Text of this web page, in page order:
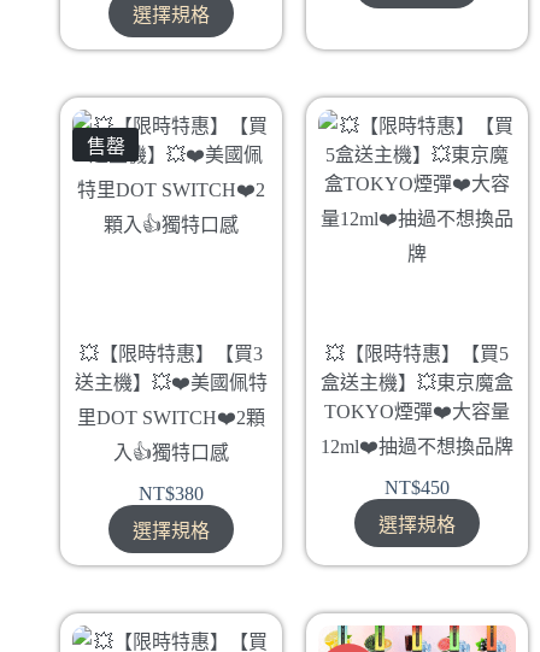
選擇規格
售罄
💥【限時特惠】【買3
送主機】💥❤️美國佩特
里DOT SWITCH❤️2顆
入👍獨特口感
NT$380
選擇規格
💥【限時特惠】【買5
盒送主機】💥東京魔盒
TOKYO煙彈❤️‍大容量
12ml❤️‍抽過不想換品牌
NT$450
選擇規格